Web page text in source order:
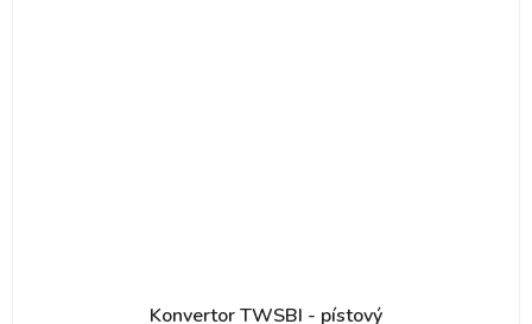
Konvertor TWSBI - pístový